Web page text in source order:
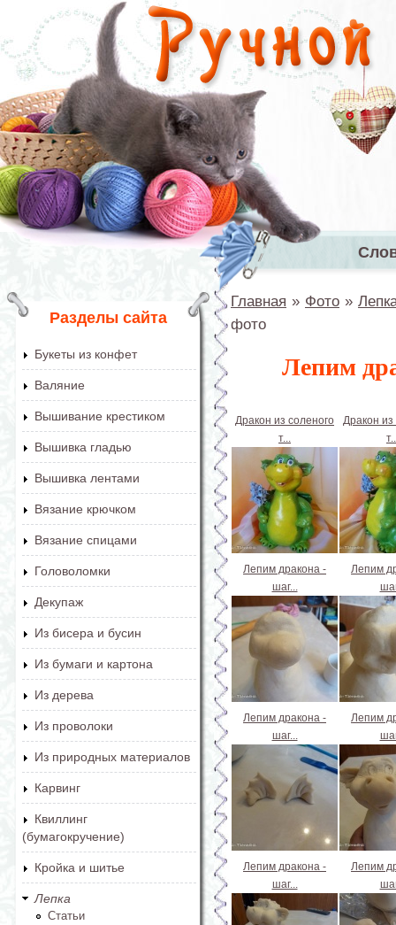
Перейти к основному содержанию
Главное
Разделы сайта
Букеты из конфет
Валяние
Вышивание крестиком
Вышивка гладью
Вышивка лентами
Вязание крючком
Вязание спицами
Головоломки
Декупаж
Из бисера и бусин
Из бумаги и картона
Из дерева
Из проволоки
Из природных материалов
Карвинг
Квиллинг
(бумагокручение)
Кройка и шитье
Лепка
Статьи
Вы здесь
Главная » Фото »
фото
Лепим
Дракон из соленого
т...
Дракон из
Лепим дракона -
шаг...
Лепим
Лепим дракона -
шаг...
Лепим
Лепим дракона -
шаг...
Лепим